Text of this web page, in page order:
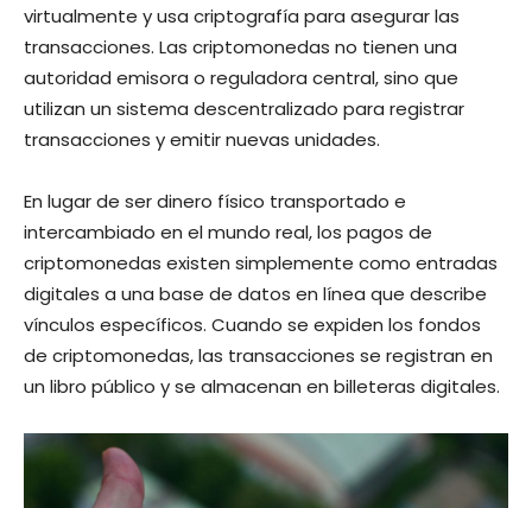
virtualmente y usa criptografía para asegurar las
transacciones. Las criptomonedas no tienen una
autoridad emisora ​​o reguladora central, sino que
utilizan un sistema descentralizado para registrar
transacciones y emitir nuevas unidades.
En lugar de ser dinero físico transportado e
intercambiado en el mundo real, los pagos de
criptomonedas existen simplemente como entradas
digitales a una base de datos en línea que describe
vínculos específicos. Cuando se expiden los fondos
de criptomonedas, las transacciones se registran en
un libro público y se almacenan en billeteras digitales.